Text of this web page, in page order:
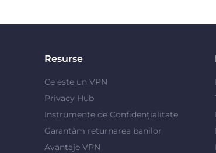
Resurse
Ce este un VPN
Privacy Hub
Instrumente de Confidențialitate
Garantăm returnarea banilor
Avantaje VPN